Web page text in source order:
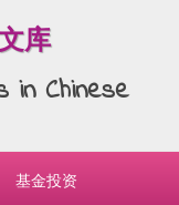
库
in Chinese
基金投资